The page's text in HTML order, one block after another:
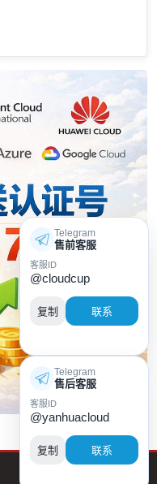
Telegram
售前客服
客服ID
@cloudcup
复制 联系
Telegram
售后客服
客服ID
@yanhuacloud
复制 联系